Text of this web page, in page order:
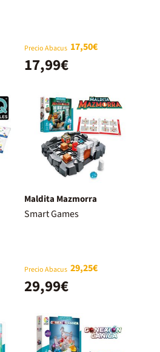
Precio Abacus 17,50€
17,99€
Maldita Mazmorra
Smart Games
Precio Abacus 29,25€
29,99€